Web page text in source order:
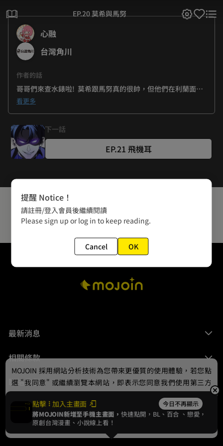
EP.20 莫希與馬努
心融
台灣角川
作者的話
哥哥們來查水錶啦!  莫希跟馬努真的很帥，但他們在利蘭面前
還帥的起來嗎? 馬上就可以知道了XD
看更多
下一話
EP.21 飛機耳
最新消息
相關條款
聯絡我們
© 2024 gamania Digital Entertainment Co., Ltd.
點擊 加入主畫面 今日不再顯示
將MOJOIN新增至手機主畫面，快速點開，BL、 百合 、戀愛，
原創台灣漫畫、小說線上看！
MOJOIN 採用網站分析技術為您帶來更優質的使用體驗，若您點
選 "我同意" 或繼續瀏覽本網站，即表示您同意我們使用第三方
Cookie，欲瞭解更多資訊請見隱私權政策。
我同意
提醒 Notice！
請註冊/登入會員後繼續閱讀
Please sign up or log in to keep reading.
Cancel OK